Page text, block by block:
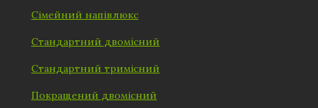
Сімейний напівлюкс
Стандартний двомісний
Стандартний тримісний
Покращений двомісний